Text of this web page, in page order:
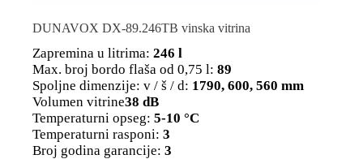
DUNAVOX DX-89.246TB vinska vitrina
Zapremina u litrima: 246 l
Max. broj bordo flaša od 0,75 l: 89
Spoljne dimenzije: v / š / d: 1790, 600, 560 mm
Volumen vitrine38 dB
Temperaturni opseg: 5-10 °C
Temperaturni rasponi: 3
Broj godina garancije: 3